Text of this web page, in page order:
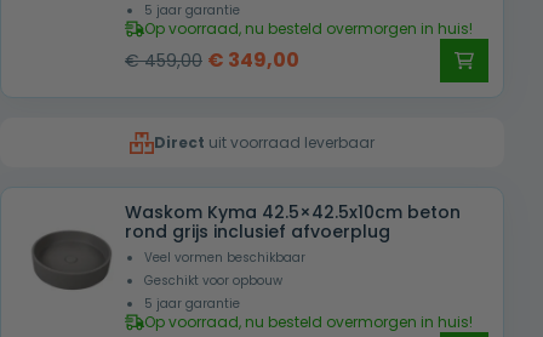
5 jaar garantie
Op voorraad, nu besteld overmorgen in huis!
€459,00 Oorspronkelijke
€ 459,00.
€ 349,00
€ 349,00.
Direct uit voorraad leverbaar
Waskom Kyma 42.5×42.5x10cm beton
rond grijs inclusief afvoerplug
Veel vormen beschikbaar
Geschikt voor opbouw
5 jaar garantie
Op voorraad, nu besteld overmorgen in huis!